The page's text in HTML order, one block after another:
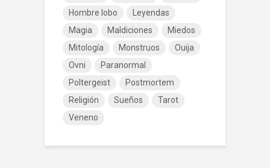
Hombre lobo
Leyendas
Magia
Maldiciones
Miedos
Mitología
Monstruos
Ouija
Ovni
Paranormal
Poltergeist
Postmortem
Religión
Sueños
Tarot
Veneno